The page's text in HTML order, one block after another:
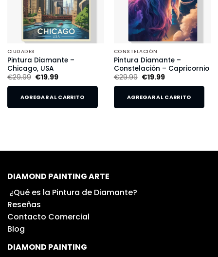
CIUDADES
Pintura Diamante –
Chicago, USA
€29.99 €19.99
AGREGAR AL CARRITO
CONSTELACIÓN
Pintura Diamante –
Constelación – Capricornio
€29.99 €19.99
AGREGAR AL CARRITO
DIAMOND PAINTING ARTE
¿Qué es la Pintura de Diamante?
Reseñas
Contacto Comercial
Blog
DIAMOND PAINTING